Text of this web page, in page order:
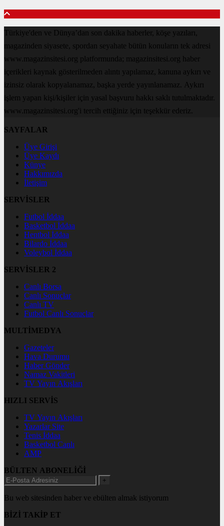
Türkiye'den ve Dünya’dan son dakika haberler, köşe yazıları,
magazinden siyasete, spordan seyahate bütün konuların tek adresi
www.magazinsitesi.org platformunda; magazinsitesi.org haber
içerikleri kaynak gösterilmeden alıntı yapılamaz, kanuna aykırı ve
izinsiz olarak kopyalanamaz, başka yerde yayınlanamaz. Aykırı
işlem yapan kişi/kişiler için yasal başvuru hakkı saklı tutulmaktadır.
www.magazinsitesi.org'i tercih ettiğiniz için teşekkür ederiz.
SAYFALAR
Üye Girişi
Üye Kaydı
Künye
Hakkımızda
İletişim
SERVİSLER
Futbol İddaa
Basketbol İddaa
Hentbol İddaa
Bilardo İddaa
Voleybol İddaa
SERVİSLER 2
Canlı Borsa
Canlı Sonuçlar
Canlı TV
Futbol Canlı Sonuçlar
MULTİMEDYA
Gazeteler
Hava Durumu
Haber Gönder
Namaz Vakitleri
TV Yayın Akışları
HIZLI SERVİS
TV Yayın Akışları
Yazarlar Site
Tenis İddaa
Basketbol Canlı
AMP
BÜLTEN ABONELİĞİ
+
Bu web sitesinden haber ve ebülten almak istiyorum
BİZİ TAKİP ET